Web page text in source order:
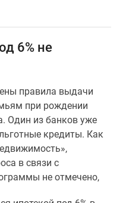
6% не
правила выдачи
при рождении
Один из банков уже
кредиты. Как
в связи с
не отмечено,